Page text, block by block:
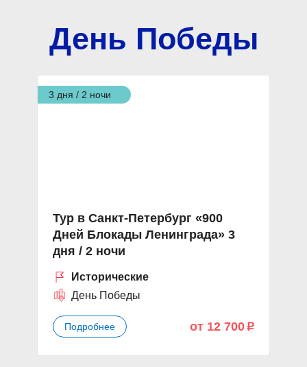
День Победы
3 дня / 2 ночи
Тур в Санкт-Петербург «900
Дней Блокады Ленинграда» 3
дня / 2 ночи
Исторические
День Победы
Подробнее от 12 700 p